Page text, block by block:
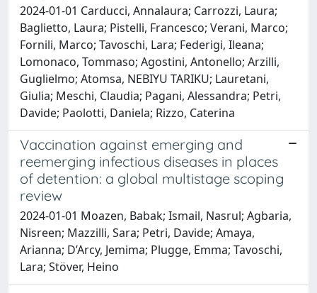
2024-01-01 Carducci, Annalaura; Carrozzi, Laura;
Baglietto, Laura; Pistelli, Francesco; Verani, Marco;
Fornili, Marco; Tavoschi, Lara; Federigi, Ileana;
Lomonaco, Tommaso; Agostini, Antonello; Arzilli,
Guglielmo; Atomsa, NEBIYU TARIKU; Lauretani,
Giulia; Meschi, Claudia; Pagani, Alessandra; Petri,
Davide; Paolotti, Daniela; Rizzo, Caterina
Vaccination against emerging and
reemerging infectious diseases in places
of detention: a global multistage scoping
review
2024-01-01 Moazen, Babak; Ismail, Nasrul; Agbaria,
Nisreen; Mazzilli, Sara; Petri, Davide; Amaya,
Arianna; D’Arcy, Jemima; Plugge, Emma; Tavoschi,
Lara; Stöver, Heino